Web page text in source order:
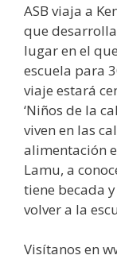
ASB viaja a
que
lugar en el
escuela para
viaje estará
‘Niños de la
viven en las
alimentación
Lamu, a
tiene becada
volver a la
Visítanos en